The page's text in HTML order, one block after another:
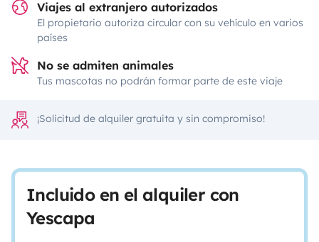
Viajes al extranjero autorizados
El propietario autoriza circular con su vehículo en varios
países
No se admiten animales
Tus mascotas no podrán formar parte de este viaje
¡Solicitud de alquiler gratuita y sin compromiso!
Incluido en el alquiler con
Yescapa